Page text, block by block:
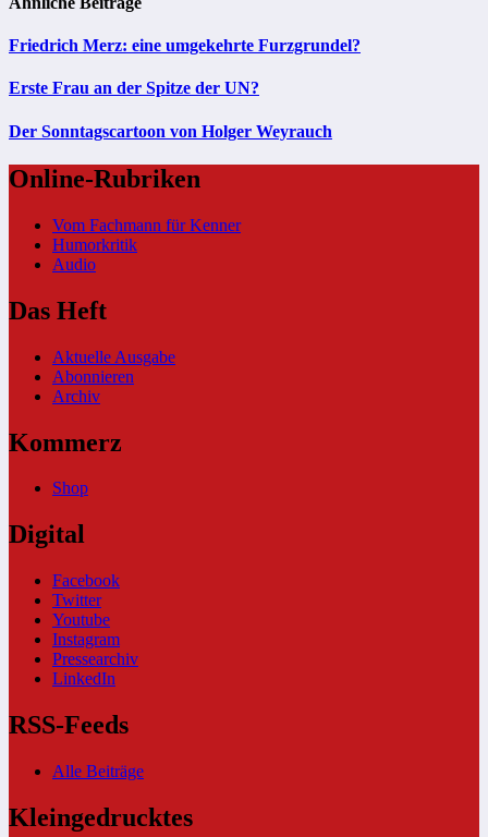
Friedrich Merz: eine umgekehrte Furzgrundel?
Erste Frau an der Spitze der UN?
Der Sonntagscartoon von Holger Weyrauch
Online-Rubriken
Vom Fachmann für Kenner
Humorkritik
Audio
Das Heft
Aktuelle Ausgabe
Abonnieren
Archiv
Kommerz
Shop
Digital
Facebook
Twitter
Youtube
Instagram
Pressearchiv
LinkedIn
RSS-Feeds
Alle Beiträge
Kleingedrucktes